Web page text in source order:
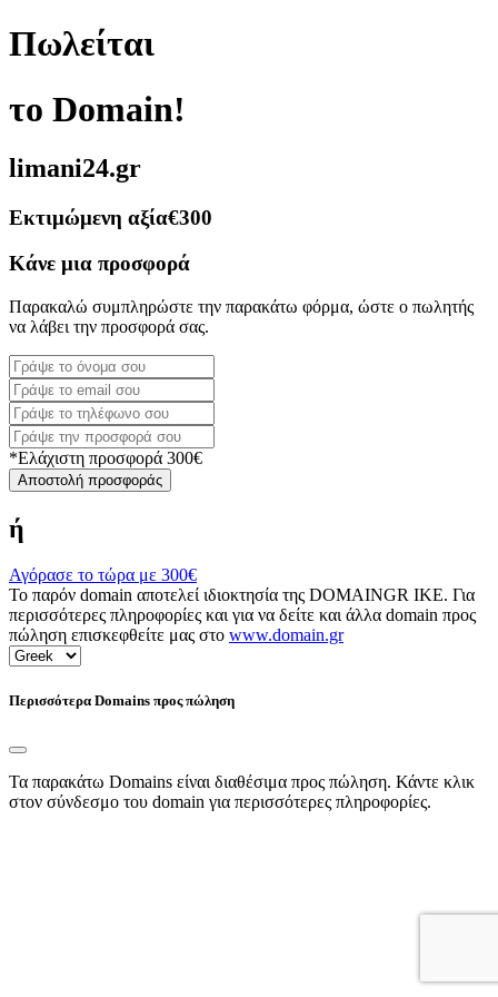
Πωλείται
το Domain!
limani24.gr
Εκτιμώμενη αξία€300
Κάνε μια προσφορά
Παρακαλώ συμπληρώστε την παρακάτω φόρμα, ώστε ο πωλητής
να λάβει την προσφορά σας.
*Ελάχιστη προσφορά 300€
Αποστολή προσφοράς
ή
Αγόρασε το τώρα με 300€
Το παρόν domain αποτελεί ιδιοκτησία της DOMAINGR ΙΚΕ. Για
περισσότερες πληροφορίες και για να δείτε και άλλα domain προς
πώληση επισκεφθείτε μας στο www.domain.gr
Περισσότερα Domains προς πώληση
Τα παρακάτω Domains είναι διαθέσιμα προς πώληση. Κάντε κλικ
στον σύνδεσμο του domain για περισσότερες πληροφορίες.